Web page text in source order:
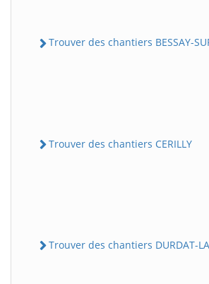
Trouver des chantiers BESSAY-
Trouver des chantiers CERILLY
Trouver des chantiers DURDAT-